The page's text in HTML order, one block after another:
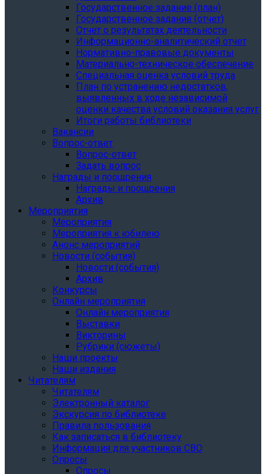
Государственное задание (план)
Государственное задание (отчет)
Отчет о результатах деятельности
Информационно-аналитический отчет
Нормативно-правовые документы
Материально-техническое обеспечение
Специальная оценка условий труда
План по устранению недостатков,
выявленных в ходе независимой
оценки качества условий оказания услуг
Итоги работы библиотеки
Вакансии
Вопрос-ответ
Вопрос-ответ
Задать вопрос
Награды и поощрения
Награды и поощрения
Архив
Мероприятия
Мероприятия
Мероприятия к юбилею
Анонс мероприятий
Новости (события)
Новости (события)
Архив
Конкурсы
Онлайн мероприятия
Онлайн мероприятия
Выставки
Викторины
Рубрики (сюжеты)
Наши проекты
Наши издания
Читателям
Читателям
Электронный каталог
Экскурсия по библиотеке
Правила пользования
Как записаться в библиотеку
Информация для участников СВО
Опросы
Опросы